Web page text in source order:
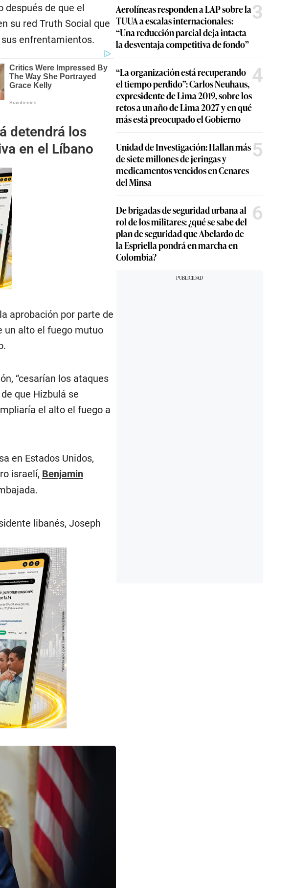
después de que el
su red Truth Social que
enfrentamientos.
detendrá los
en el Líbano
aprobación por parte de
un alto el fuego mutuo
“cesarían los ataques
que Hizbulá se
el alto el fuego a
en Estados Unidos,
israelí, Benjamin
libanés, Joseph
Aerolíneas responden a LAP sobre la
TUUA a escalas internacionales:
“Una reducción parcial deja intacta
la desventaja competitiva de fondo”
3
“La organización está recuperando
el tiempo perdido”: Carlos Neuhaus,
expresidente de Lima 2019, sobre los
retos a un año de Lima 2027 y en qué
más está preocupado el Gobierno
4
Unidad de Investigación: Hallan más
de siete millones de jeringas y
medicamentos vencidos en Cenares
del Minsa
5
De brigadas de seguridad urbana al
rol de los militares: ¿qué se sabe del
plan de seguridad que Abelardo de
la Espriella pondrá en marcha en
Colombia?
6